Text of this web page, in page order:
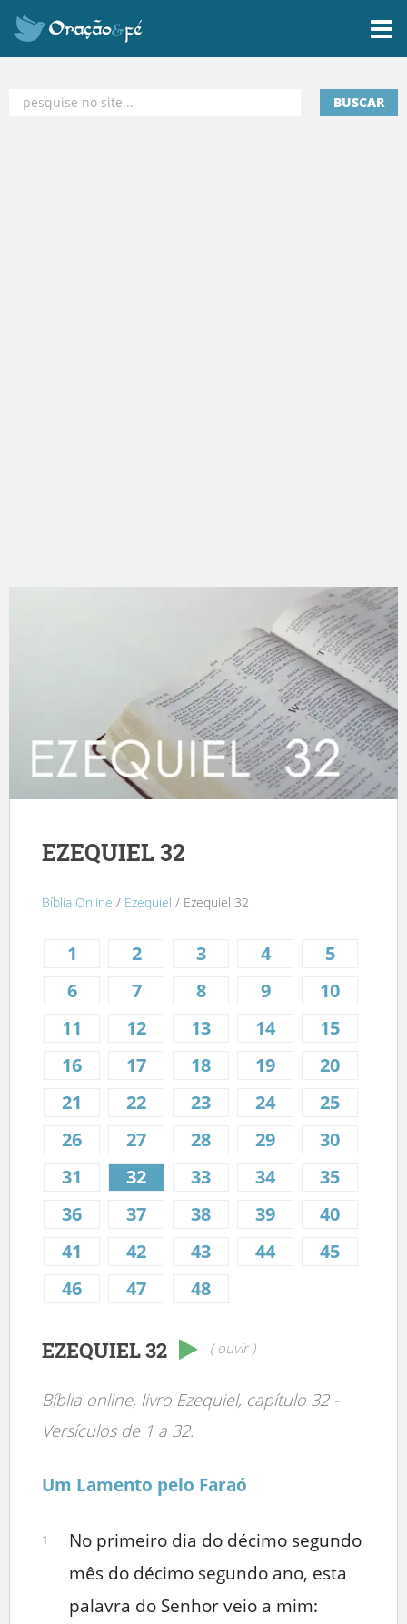
EZEQUIEL 32
Bíblia Online / Ezequiel / Ezequiel 32
1 2 3 4
5
6
7 8 9
10
11
12 13 14
15
16
17 18 19
20
21
22 23 24
25
26
27 28 29
30
31
32 33 34
35
36
37 38 39
40
41
42 43 44
45
46
47 48
EZEQUIEL 32 ( ouvir )
Bíblia online, livro Ezequiel, capítulo 32 -
Versículos de 1 a 32.
Um Lamento pelo Faraó
1
No primeiro dia do décimo segundo
mês do décimo segundo ano, esta
palavra do Senhor veio a mim: